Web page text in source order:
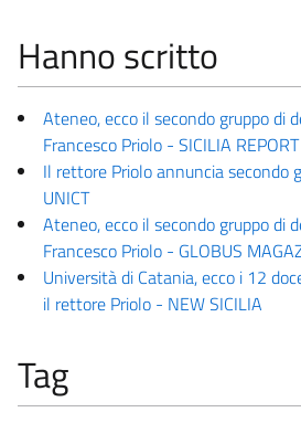
Hanno scritto
Ateneo, ecco il secondo gruppo di
Francesco Priolo - SICILIA REPORT
Il rettore Priolo annuncia secondo
UNICT
Ateneo, ecco il secondo gruppo di
Francesco Priolo - GLOBUS
Università di Catania, ecco i 12
il rettore Priolo - NEW SICILIA
Tag